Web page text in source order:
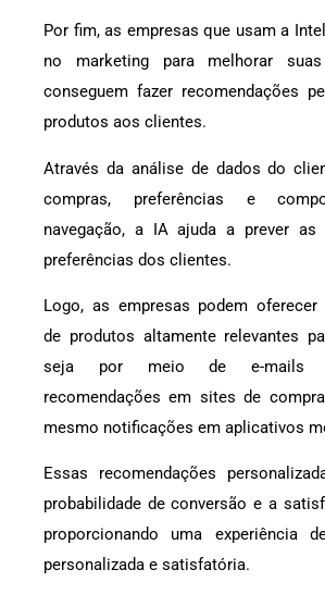
Por fim, as empresas que usam a
no marketing para melhorar suas
conseguem fazer recomendações
produtos aos clientes.
Através da análise de dados do
compras, preferências e
navegação, a IA ajuda a prever as
preferências dos clientes.
Logo, as empresas podem oferecer
de produtos altamente relevantes
seja por meio de e-mails
recomendações em sites de
mesmo notificações em aplicativos
Essas recomendações
probabilidade de conversão e a
proporcionando uma experiência
personalizada e satisfatória.